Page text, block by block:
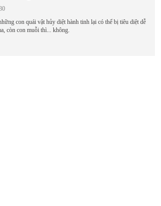
con quái vật hủy diệt hành tinh lại có thể bị tiêu diệt dễ
còn con muỗi thì... không.